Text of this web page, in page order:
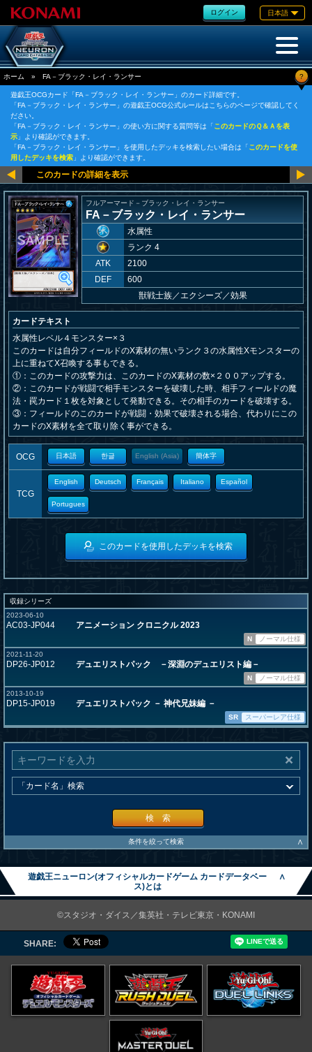
ログイン 日本語
ホーム » FA－ブラック・レイ・ランサー ?
遊戯王OCGカード「FA－ブラック・レイ・ランサー」のカード詳細です。
「FA－ブラック・レイ・ランサー」の遊戯王OCG公式ルールはこちらのページで確認してく
ださい。
「FA－ブラック・レイ・ランサー」の使い方に関する質問等は「このカードのＱ＆Ａを表
示 」より確認ができます。
「FA－ブラック・レイ・ランサー」を使用したデッキを検索したい場合は「このカードを使
用したデッキを検索 」より確認ができます。
フルアーマード－ブラック・レイ・ランサー
FA－ブラック・レイ・ランサー
水属性
ランク 4
ATK
2100
DEF
600
獣戦士族／エクシーズ／効果
カードテキスト
水属性レベル４モンスター×３
このカードは自分フィールドのX素材の無いランク３の水属性Xモンスターの
上に重ねてX召喚する事もできる。
①：このカードの攻撃力は、このカードのX素材の数×２００アップする。
②：このカードが戦闘で相手モンスターを破壊した時、相手フィールドの魔
法・罠カード１枚を対象として発動できる。その相手のカードを破壊する。
③：フィールドのこのカードが戦闘・効果で破壊される場合、代わりにこの
カードのX素材を全て取り除く事ができる。
OCG 日本語 한글 English (Asia) 簡体字
TCG
English Deutsch Français Italiano Español
Portugues
このカードを使用したデッキを検索
収録シリーズ
2023-06-10
AC03-JP044 アニメーション クロニクル 2023
N
ノーマル仕様
2021-11-20
DP26-JP012 デュエリストパック －深淵のデュエリスト編－
N
ノーマル仕様
2013-10-19
DP15-JP019 デュエリストパック － 神代兄妹編 －
SR スーパーレア仕様
検 索
条件を絞って検索 ∧
遊戯王ニューロン(オフィシャルカードゲーム カードデータベー
ス)とは
∧
©スタジオ・ダイス／集英社・テレビ東京・KONAMI
SHARE: